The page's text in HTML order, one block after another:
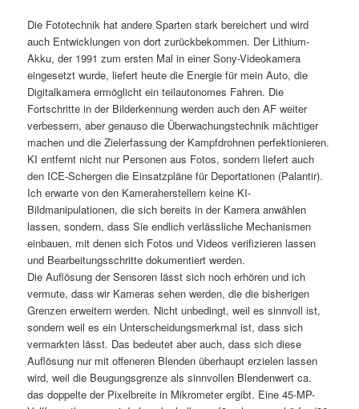
Die Fototechnik hat andere Sparten stark bereichert und wird
auch Entwicklungen von dort zurückbekommen. Der Lithium-
Akku, der 1991 zum ersten Mal in einer Sony-Videokamera
eingesetzt wurde, liefert heute die Energie für mein Auto, die
Digitalkamera ermöglicht ein teilautonomes Fahren. Die
Fortschritte in der Bilderkennung werden auch den AF weiter
verbessern, aber genauso die Überwachungstechnik mächtiger
machen und die Zielerfassung der Kampfdrohnen perfektionieren.
KI entfernt nicht nur Personen aus Fotos, sondern liefert auch
den ICE-Schergen die Einsatzpläne für Deportationen (Palantir).
Ich erwarte von den Kameraherstellern keine KI-
Bildmanipulationen, die sich bereits in der Kamera anwählen
lassen, sondern, dass Sie endlich verlässliche Mechanismen
einbauen, mit denen sich Fotos und Videos verifizieren lassen
und Bearbeitungsschritte dokumentiert werden.
Die Auflösung der Sensoren lässt sich noch erhören und ich
vermute, dass wir Kameras sehen werden, die die bisherigen
Grenzen erweitern werden. Nicht unbedingt, weil es sinnvoll ist,
sondern weil es ein Unterscheidungsmerkmal ist, dass sich
vermarkten lässt. Das bedeutet aber auch, dass sich diese
Auflösung nur mit offeneren Blenden überhaupt erzielen lassen
wird, weil die Beugungsgrenze als sinnvollen Blendenwert ca.
das doppelte der Pixelbreite in Mikrometer ergibt. Eine 45-MP-